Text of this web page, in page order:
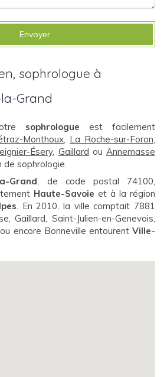
Envoyer
sophrologue à
Grand
sophrologue est facilement
Monthoux, La Roche-sur-Foron,
Ésery, Gaillard ou Annemasse
de sophrologie.
Grand, de code postal 74100,
Haute-Savoie et à la région
. En 2010, la ville comptait 7881
Gaillard, Saint-Julien-en-Genevois,
encore Bonneville entourent Ville-